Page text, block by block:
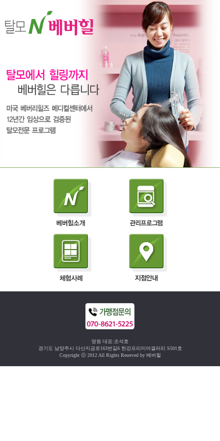
영원 대표:조석호
경기도 남양주시 다산지금로163번길6 한강프리미어갤러리 S501호
Copyright ⓒ 2012 All Rights Reserved by 베버힐